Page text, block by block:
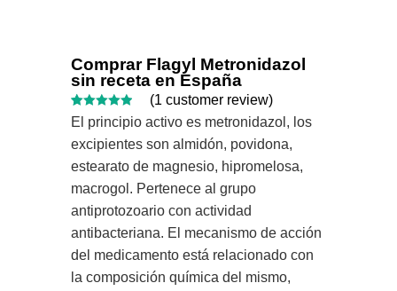
Comprar Flagyl Metronidazol
sin receta en España
Rated5.00
out of 5
based on
1
customer
rating
(1 customer review)
El principio activo es metronidazol, los
excipientes son almidón, povidona,
estearato de magnesio, hipromelosa,
macrogol. Pertenece al grupo
antiprotozoario con actividad
antibacteriana. El mecanismo de acción
del medicamento está relacionado con
la composición química del mismo,